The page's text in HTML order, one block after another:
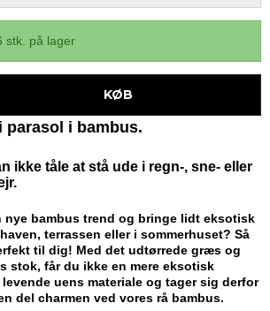
stk. på lager
KØB
parasol i bambus.
ikke tåle at stå ude i regn-, sne- eller
nye bambus trend og bringe lidt eksotisk
terrassen eller i sommerhuset? Så
til dig! Med det udtørrede græs og
stok, får du ikke en mere eksotisk
levende uens materiale og tager sig derfor
del charmen ved vores rå bambus.